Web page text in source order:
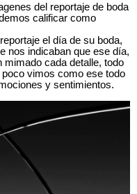
del reportaje de boda
calificar como
el día de su boda,
nos indicaban que ese día,
mimado cada detalle, todo
vimos como ese todo
y sentimientos.